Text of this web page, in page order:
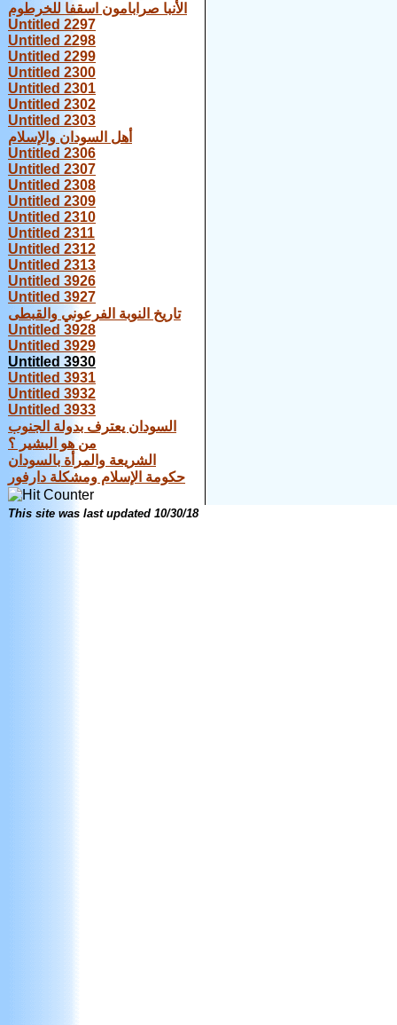
الأنبا صرابامون اسقفا للخرطوم
Untitled 2297
Untitled 2298
Untitled 2299
Untitled 2300
Untitled 2301
Untitled 2302
Untitled 2303
أهل السودان والإسلام
Untitled 2306
Untitled 2307
Untitled 2308
Untitled 2309
Untitled 2310
Untitled 2311
Untitled 2312
Untitled 2313
Untitled 3926
Untitled 3927
تاريخ النوبة الفرعوني والقبطى
Untitled 3928
Untitled 3929
Untitled 3930
Untitled 3931
Untitled 3932
Untitled 3933
السودان يعترف بدولة الجنوب
من هو البشير ؟
الشريعة والمرأة بالسودان
حكومة الإسلام ومشكلة دارفور
This site was last updated 10/30/18